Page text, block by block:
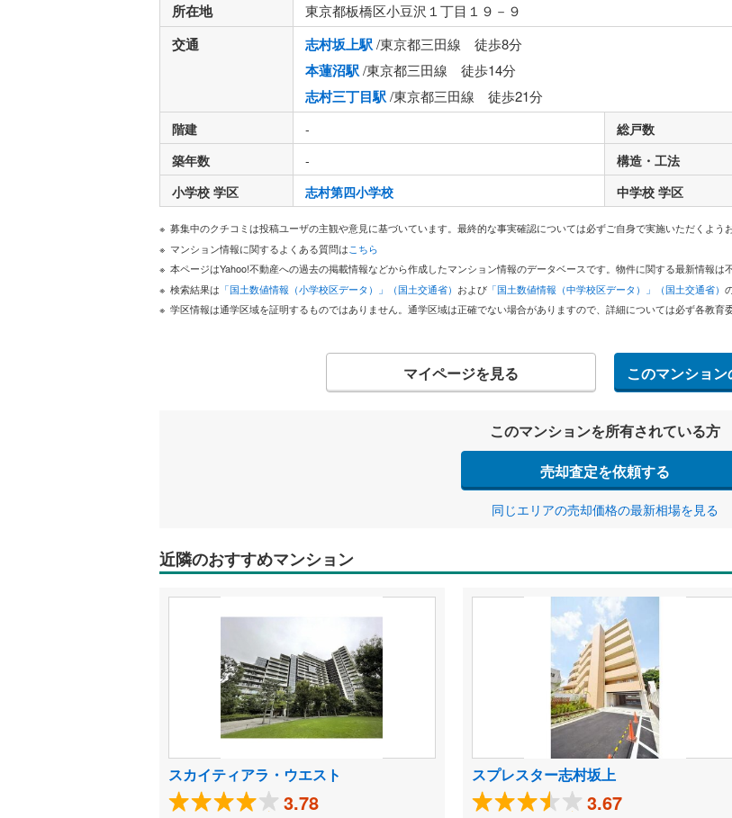
所在地 東京都板橋区小豆沢１丁目１９－９
交通 志村坂上駅/東京都三田線 徒歩8分
本蓮沼駅/東京都三田線 徒歩14分
志村三丁目駅/東京都三田線 徒歩21分
階建 - 総戸数
築年数
- 構造・工法
小学校 学区
志村第四小学校 中学校 学区
募集中のクチコミは投稿ユーザの主観や意見に基づいています。最終的な事実確認については必ずご自身で実施いただくよう
マンション情報に関するよくある質問はこちら
本ページはYahoo!不動産への過去の掲載情報などから作成したマンション情報のデータベースです。物件に関する最新情報は
検索結果は 「国土数値情報（小学校区データ）」（国土交通省） および 「国土数値情報（中学校区データ）」（国土交通省）
学区情報は通学区域を証明するものではありません。通学区域は正確でない場合がありますので、詳細については必ず各教育
マイページを見る このマンショ
このマンションを所有されている方
売却査定を依頼する
同じエリアの売却価格の最新相場を見る
近隣のおすすめマンション
スカイティアラ・ウエスト
3.78
スプレスター志村坂上
3.67